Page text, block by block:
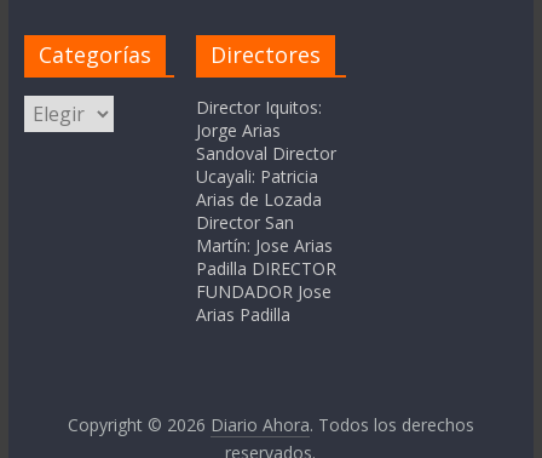
Categorías
Categorías
Directores
Director Iquitos:
Jorge Arias
Sandoval Director
Ucayali: Patricia
Arias de Lozada
Director San
Martín: Jose Arias
Padilla DIRECTOR
FUNDADOR Jose
Arias Padilla
Copyright © 2026 Diario Ahora. Todos los derechos
reservados.